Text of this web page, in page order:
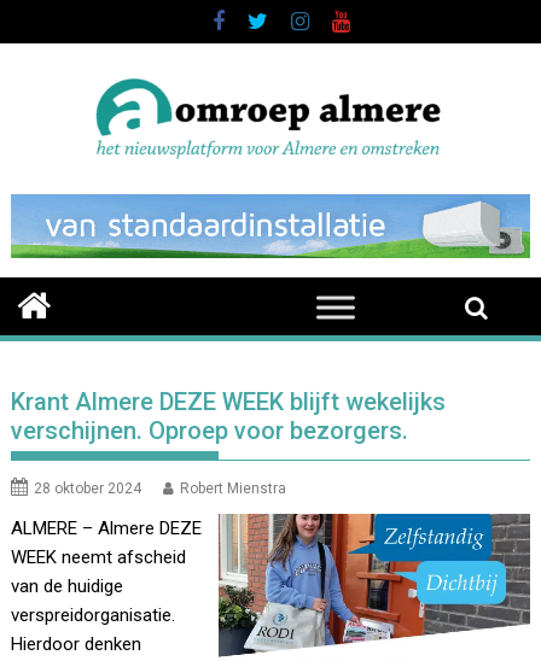
to
Krant Almere DEZE WEEK blijft wekelijks
verschijnen. Oproep voor bezorgers.
28 oktober 2024 Robert Mienstra
ALMERE – Almere DEZE
WEEK neemt afscheid
van de huidige
verspreidorganisatie.
Hierdoor denken